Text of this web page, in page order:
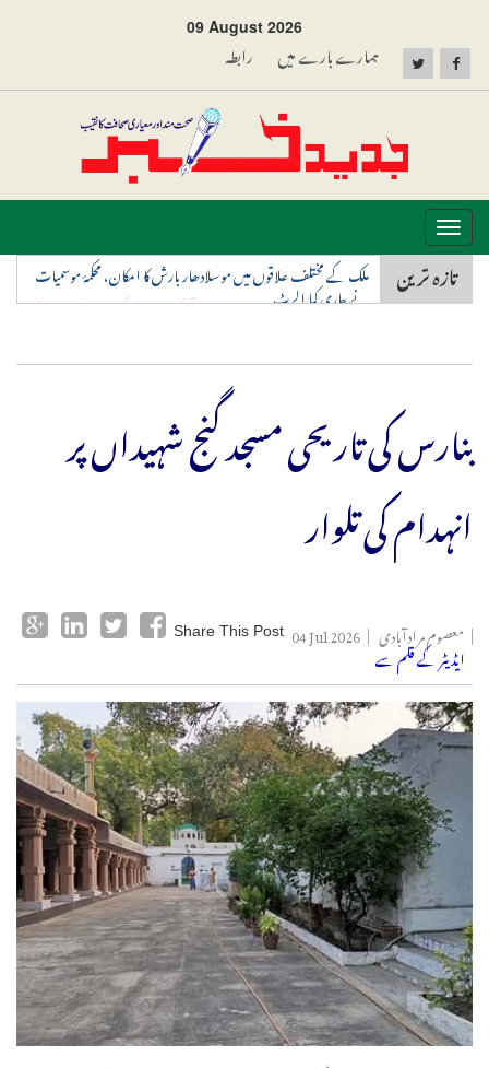
09 August 2026
ہمارے بارے میں رابطہ
Toggle
navigation
تازہ ترین دہلی ایمس کے ڈاکٹروں نے تاریخ رقم کی، 209 کلوگرام وزنی مریض کو
دی نئی زندگی
ملک کے مختلف علاقوں میں موسلادھار بارش کا امکان، محکمۂ موسمیات
نے جاری کیا الرٹ
بنارس کی تاریحی مسجد گنج شہیداں پر
انہدام کی تلوار
Share This Post 04 Jul 2026 معصوم مرادآبادی
ایڈیٹر کے قلم سے